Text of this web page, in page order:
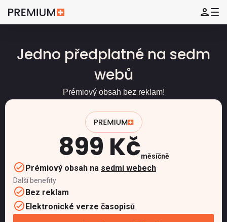
Jedno předplatné na sedm
webů
Prémiový obsah bez reklam!
899 Kčměsíčně
Prémiový obsah na sedmi webech
Další benefity
Bez reklam
Elektronické verze časopisů